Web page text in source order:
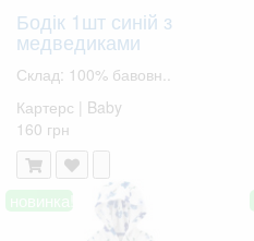
Бодік 1шт синій з
медведиками
Склад: 100% бавовн..
Картерс | Baby
160 грн
новинка!